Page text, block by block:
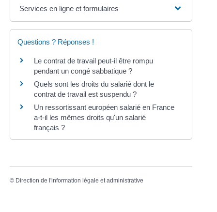
Services en ligne et formulaires
Questions ? Réponses !
Le contrat de travail peut-il être rompu
pendant un congé sabbatique ?
Quels sont les droits du salarié dont le
contrat de travail est suspendu ?
Un ressortissant européen salarié en France
a-t-il les mêmes droits qu'un salarié
français ?
© Direction de l'information légale et administrative